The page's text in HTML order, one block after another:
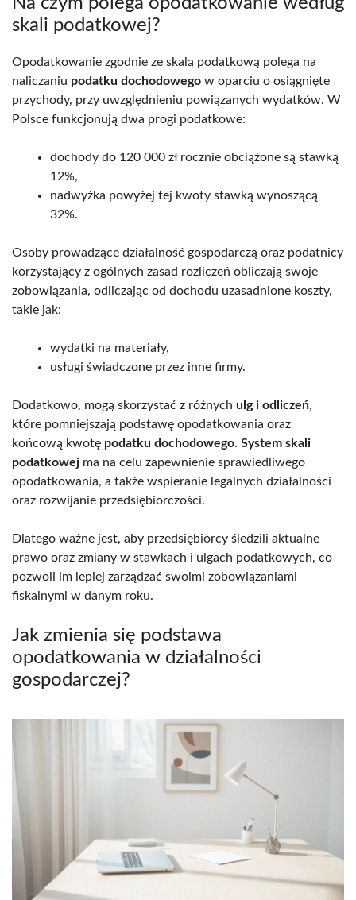
skali podatkowej?
Opodatkowanie zgodnie ze skalą podatkową polega na
naliczaniu podatku dochodowego w oparciu o osiągnięte
przychody, przy uwzględnieniu powiązanych wydatków. W
Polsce funkcjonują dwa progi podatkowe:
dochody do 120 000 zł rocznie obciążone są stawką
12%,
nadwyżka powyżej tej kwoty stawką wynoszącą
32%.
Osoby prowadzące działalność gospodarczą oraz podatnicy
korzystający z ogólnych zasad rozliczeń obliczają swoje
zobowiązania, odliczając od dochodu uzasadnione koszty,
takie jak:
wydatki na materiały,
usługi świadczone przez inne firmy.
Dodatkowo, mogą skorzystać z różnych ulg i odliczeń,
które pomniejszają podstawę opodatkowania oraz
końcową kwotę podatku dochodowego. System skali
podatkowej ma na celu zapewnienie sprawiedliwego
opodatkowania, a także wspieranie legalnych działalności
oraz rozwijanie przedsiębiorczości.
Dlatego ważne jest, aby przedsiębiorcy śledzili aktualne
prawo oraz zmiany w stawkach i ulgach podatkowych, co
pozwoli im lepiej zarządzać swoimi zobowiązaniami
fiskalnymi w danym roku.
Jak zmienia się podstawa
opodatkowania w działalności
gospodarczej?